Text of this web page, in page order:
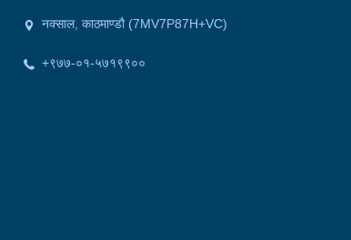
पक्राउ गरेको हो । यस
नक्साल, काठमाण्डौ (7MV7P87H+VC)
+९७७-०१-५७१९९००